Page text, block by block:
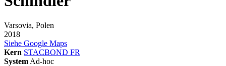
Varsovia, Polen
2018
Siehe Google Maps
Kern STACBOND FR
System Ad-hoc